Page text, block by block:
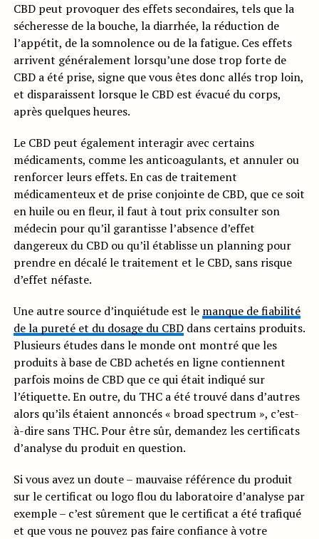
CBD peut provoquer des effets secondaires, tels que la
sécheresse de la bouche, la diarrhée, la réduction de
l’appétit, de la somnolence ou de la fatigue. Ces effets
arrivent généralement lorsqu’une dose trop forte de
CBD a été prise, signe que vous êtes donc allés trop loin,
et disparaissent lorsque le CBD est évacué du corps,
après quelques heures.
Le CBD peut également interagir avec certains
médicaments, comme les anticoagulants, et annuler ou
renforcer leurs effets. En cas de traitement
médicamenteux et de prise conjointe de CBD, que ce soit
en huile ou en fleur, il faut à tout prix consulter son
médecin pour qu’il garantisse l’absence d’effet
dangereux du CBD ou qu’il établisse un planning pour
prendre en décalé le traitement et le CBD, sans risque
d’effet néfaste.
Une autre source d’inquiétude est le manque de fiabilité
de la pureté et du dosage du CBDdans certains produits.
Plusieurs études dans le monde ont montré que les
produits à base de CBD achetés en ligne contiennent
parfois moins de CBD que ce qui était indiqué sur
l’étiquette. En outre, du THC a été trouvé dans d’autres
alors qu’ils étaient annoncés « broad spectrum », c’est-
à-dire sans THC. Pour être sûr, demandez les certificats
d’analyse du produit en question.
Si vous avez un doute – mauvaise référence du produit
sur le certificat ou logo flou du laboratoire d’analyse par
exemple – c’est sûrement que le certificat a été trafiqué
et que vous ne pouvez pas faire confiance à votre